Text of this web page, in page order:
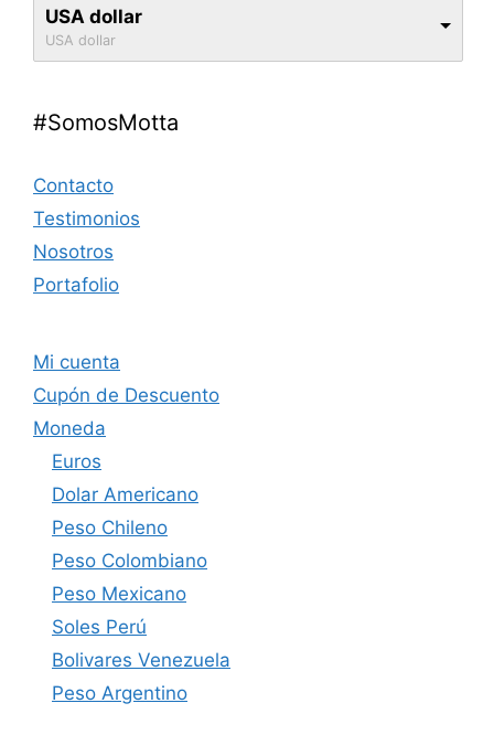
USA dollar
USA dollar
#SomosMotta
Contacto
Testimonios
Nosotros
Portafolio
Mi cuenta
Cupón de Descuento
Moneda
Euros
Dolar Americano
Peso Chileno
Peso Colombiano
Peso Mexicano
Soles Perú
Bolivares Venezuela
Peso Argentino